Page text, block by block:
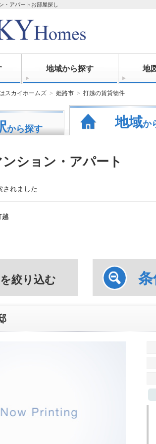
・アパートお部屋探し
地域から探す 地
スカイホームズ 姫路市 打越の賃貸物件
から探す 地域か
ション・アパート
されました
を絞り込む